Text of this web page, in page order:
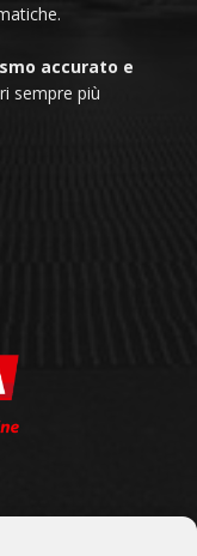
accurato e
sempre più